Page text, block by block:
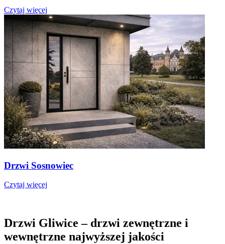
Czytaj więcej
Drzwi Sosnowiec
Czytaj więcej
Drzwi Gliwice – drzwi zewnętrzne i
wewnętrzne najwyższej jakości